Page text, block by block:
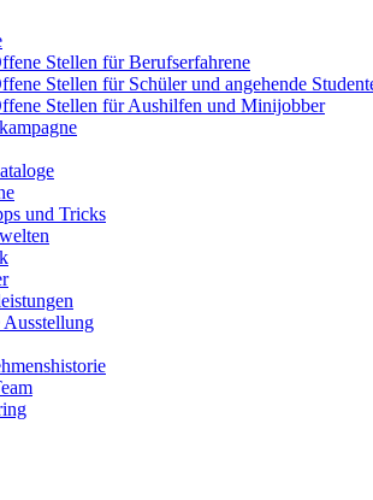
Stellen für Berufserfahrene
Stellen für Schüler und angehende
Stellen für Aushilfen und Minijobber
und Tricks